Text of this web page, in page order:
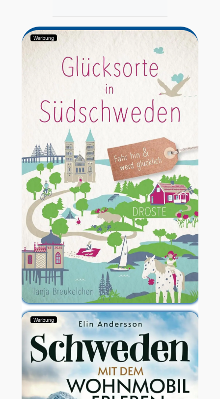
Werbung
Werbung